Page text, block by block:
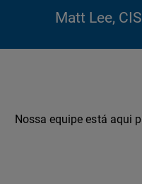
Matt Lee,
Nossa equipe está aqui